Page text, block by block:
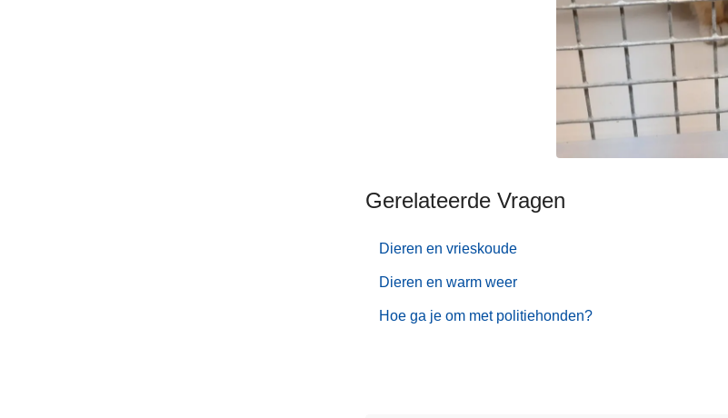
Gerelateerde Vragen
Dieren en vrieskoude
Dieren en warm weer
Hoe ga je om met politiehonden?